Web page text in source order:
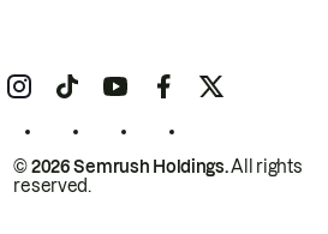
© 2026 Semrush Holdings.All rights
reserved.